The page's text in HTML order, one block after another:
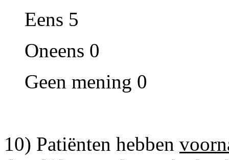
Eens 5
Oneens 0
Geen mening 0
10) Patiënten hebben